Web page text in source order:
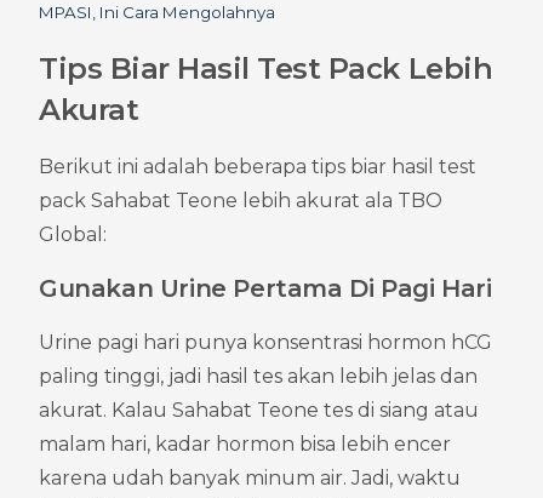
MPASI, Ini Cara Mengolahnya
Tips Biar Hasil Test Pack Lebih
Akurat
Berikut ini adalah beberapa tips biar hasil test
pack Sahabat Teone lebih akurat ala TBO
Global:
Gunakan Urine Pertama Di Pagi Hari
Urine pagi hari punya konsentrasi hormon hCG
paling tinggi, jadi hasil tes akan lebih jelas dan
akurat. Kalau Sahabat Teone tes di siang atau
malam hari, kadar hormon bisa lebih encer
karena udah banyak minum air. Jadi, waktu